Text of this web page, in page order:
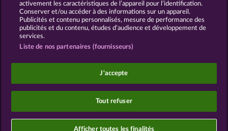
Envoyer la demande de rétractation
Les jeux de casino sociaux sont prévus uniquement
à des fins de divertissement et n'ont absolument
jeux avec de l'argent réel.
©2026 Whow Games GmbH
activement les caractéristiques de l’appareil pour l’identification.
Conserver et/ou accéder à des informations sur un appareil.
Publicités et contenu personnalisés, mesure de performance des
publicités et du contenu, études d’audience et développement de
services.
Liste de nos partenaires (fournisseurs)
J'accepte
Tout refuser
Afficher toutes les finalités